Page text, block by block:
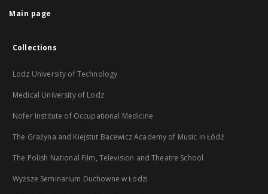
Main page
Collections
Lodz University of Technology
Medical University of Lodz
Nofer Institute of Occupational Medicine
The Grażyna and Kiejstut Bacewicz Academy of Music in Łódź
The Polish National Film, Television and Theatre School
Wyższe Seminarium Duchowne w Łodzi